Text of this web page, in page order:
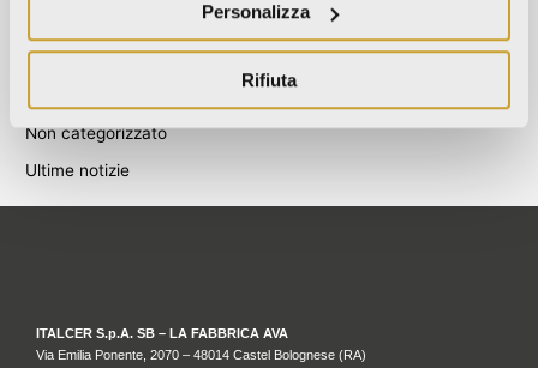
Personalizza
Rifiuta
Categories
Non categorizzato
Ultime notizie
ITALCER S.p.A. SB – LA FABBRICA AVA
Via Emilia Ponente, 2070 – 48014 Castel Bolognese (RA)